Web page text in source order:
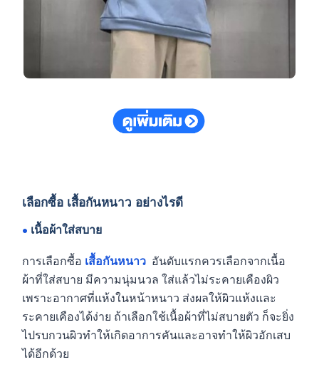
เลือกซื้อ เสื้อกันหนาว อย่างไรดี
• เนื้อผ้าใส่สบาย
การเลือกซื้อ เสื้อกันหนาว อันดับแรกควรเลือกจากเนื้อ
ผ้าที่ใส่สบาย มีความนุ่มนวล ใส่แล้วไม่ระคายเคืองผิว
เพราะอากาศที่แห้งในหน้าหนาว ส่งผลให้ผิวแห้งและ
ระคายเคืองได้ง่าย ถ้าเลือกใช้เนื้อผ้าที่ไม่สบายตัว ก็จะยิ่ง
ไปรบกวนผิวทำให้เกิดอาการคันและอาจทำให้ผิวอักเสบ
ได้อีกด้วย